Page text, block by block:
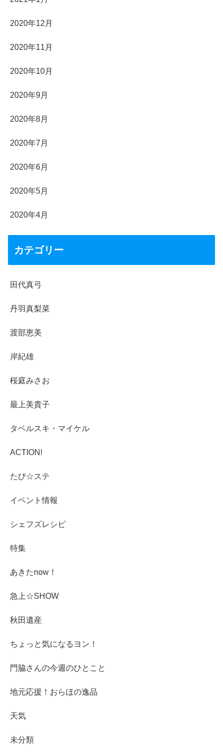
2020年12月
2020年11月
2020年10月
2020年9月
2020年8月
2020年7月
2020年6月
2020年5月
2020年4月
カテゴリー
田代真弓
丹羽真梨菜
渡部恵美
岸紀雄
桜庭みさお
最上美貴子
タベルスキ・マイケル
ACTION!
たび☆ステ
イベント情報
シェフズレシピ
特集
あきたnow！
急上☆SHOW
秋田遺産
ちょっと気になるヨン！
門脇さんの今週のひとこと
地元応援！おらほの逸品
天気
未分類